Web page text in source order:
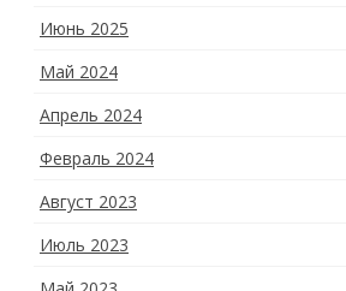
Июнь 2025
Май 2024
Апрель 2024
Февраль 2024
Август 2023
Июль 2023